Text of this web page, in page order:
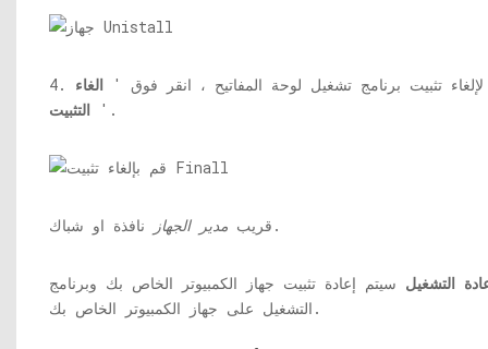
، لإلغاء تثبيت برنامج تشغيل لوحة المفاتيح ، انقر فوق ' الغاء
التثبيت '.
قريب مدير الجهاز نافذة او شباك.
التشغيل سيتم إعادة تثبيت جهاز الكمبيوتر الخاص بك وبرنامج
التشغيل على جهاز الكمبيوتر الخاص بك.